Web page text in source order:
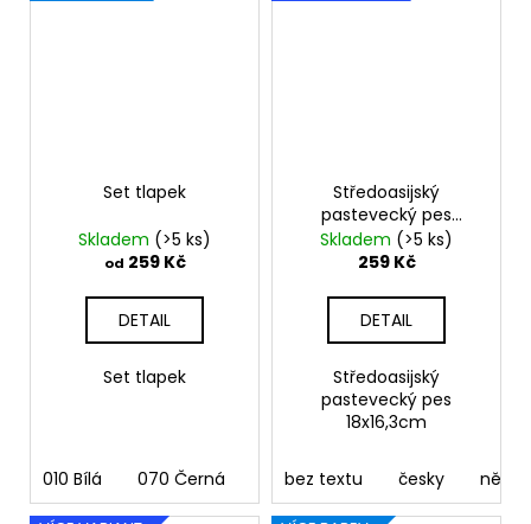
Set tlapek
Skladem (>5 ks)
od 259 Kč
DETAIL
Set tlapek
010 Bílá 070 Černá 090 Stříbrná 091 Zlatá
Středoasijský
pastevecký pes
18x16,3cm
Skladem (>5 ks)
259 Kč
DETAIL
Středoasijský
pastevecký pes
18x16,3cm
bez textu česky